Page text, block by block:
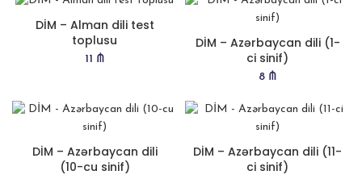
DİM – Alman dili test
toplusu
11 ₼
DİM – Azərbaycan dili (1-
ci sinif)
8 ₼
DİM – Azərbaycan dili
(10-cu sinif)
DİM – Azərbaycan dili (11-
ci sinif)